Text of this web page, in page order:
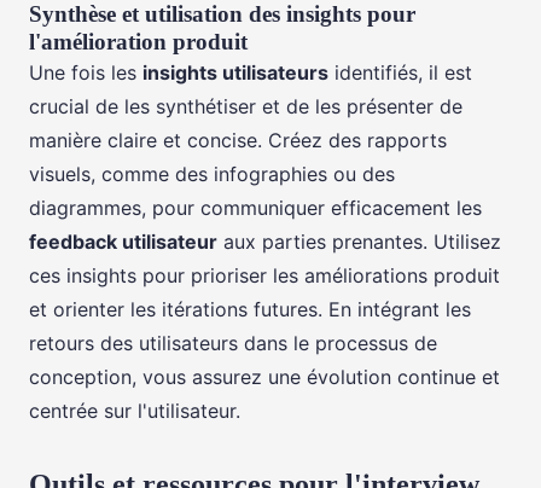
Synthèse et utilisation des insights pour
l'amélioration produit
Une fois les insights utilisateurs identifiés, il est
crucial de les synthétiser et de les présenter de
manière claire et concise. Créez des rapports
visuels, comme des infographies ou des
diagrammes, pour communiquer efficacement les
feedback utilisateur aux parties prenantes. Utilisez
ces insights pour prioriser les améliorations produit
et orienter les itérations futures. En intégrant les
retours des utilisateurs dans le processus de
conception, vous assurez une évolution continue et
centrée sur l'utilisateur.